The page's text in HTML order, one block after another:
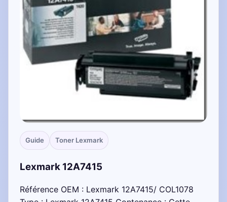
Guide Toner Lexmark
Lexmark 12A7415
Référence OEM : Lexmark 12A7415/ COL1078